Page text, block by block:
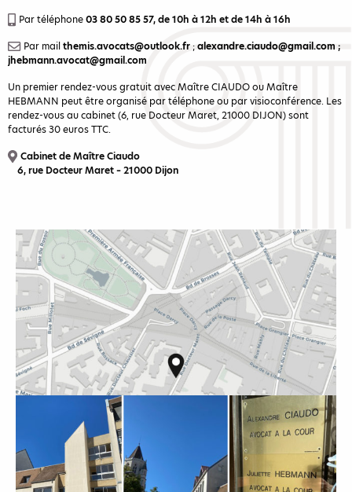
Par téléphone03 80 50 85 57, de 10h à 12h et de 14h à 16h
Par mailthemis.avocats@outlook.fr ;alexandre.ciaudo@gmail.com ;
jhebmann.avocat@gmail.com
Un premier rendez-vous gratuit avec Maître CIAUDO ou Maître
HEBMANN peut être organisé par téléphone ou par visioconférence. Les
rendez-vous au cabinet (6, rue Docteur Maret, 21000 DIJON) sont
facturés 30 euros TTC.
Cabinet de Maître Ciaudo
6, rue Docteur Maret – 21000 Dijon